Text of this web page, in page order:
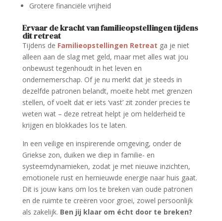
Grotere financiële vrijheid
Ervaar de kracht van familieopstellingen tijdens
dit retreat
Tijdens de Familieopstellingen Retreat ga je niet
alleen aan de slag met geld, maar met alles wat jou
onbewust tegenhoudt in het leven en
ondernemerschap. Of je nu merkt dat je steeds in
dezelfde patronen belandt, moeite hebt met grenzen
stellen, of voelt dat er iets ‘vast’ zit zonder precies te
weten wat – deze retreat helpt je om helderheid te
krijgen en blokkades los te laten.
In een veilige en inspirerende omgeving, onder de
Griekse zon, duiken we diep in familie- en
systeemdynamieken, zodat je met nieuwe inzichten,
emotionele rust en hernieuwde energie naar huis gaat.
Dit is jouw kans om los te breken van oude patronen
en de ruimte te creëren voor groei, zowel persoonlijk
als zakelijk. Ben jij klaar om écht door te breken?